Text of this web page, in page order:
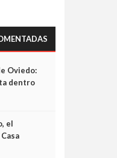
Oviedo:
dentro
el